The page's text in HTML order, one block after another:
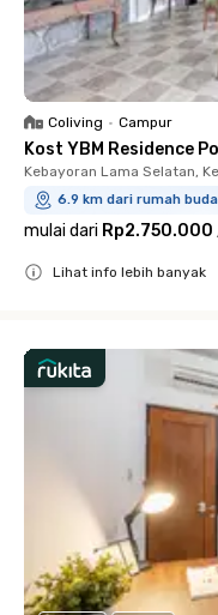
Coliving • Campur
Kost YBM Residence
Kebayoran Lama Selatan,
6.9 km dari rumah
mulai dari Rp2.750.000
Lihat info lebih banyak